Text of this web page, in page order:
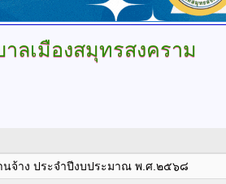
ลเมืองสมุทรสงคราม
นจ้าง ประจำปีงบประมาณ พ.ศ.๒๕๖๘